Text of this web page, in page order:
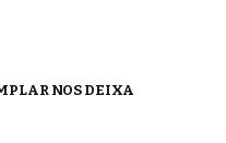
NOS DEIXA